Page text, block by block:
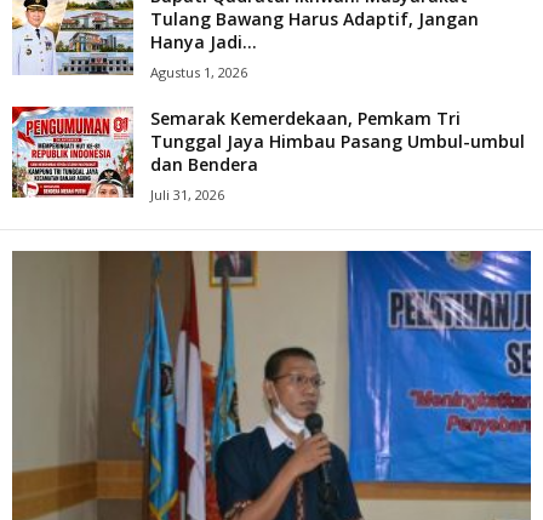
Tulang Bawang Harus Adaptif, Jangan
Hanya Jadi...
Agustus 1, 2026
Semarak Kemerdekaan, Pemkam Tri
Tunggal Jaya Himbau Pasang Umbul-umbul
dan Bendera
Juli 31, 2026